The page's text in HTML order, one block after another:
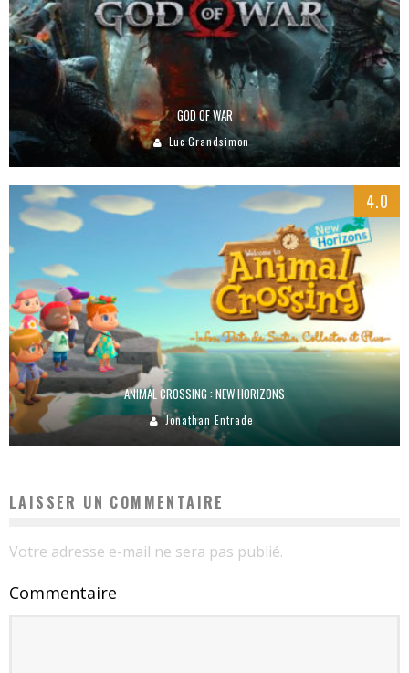
GOD OF WAR
Luc Grandsimon
4.0
ANIMAL CROSSING : NEW HORIZONS
Jonathan Entrade
LAISSER UN COMMENTAIRE
Votre adresse e-mail ne sera pas publié.
Commentaire